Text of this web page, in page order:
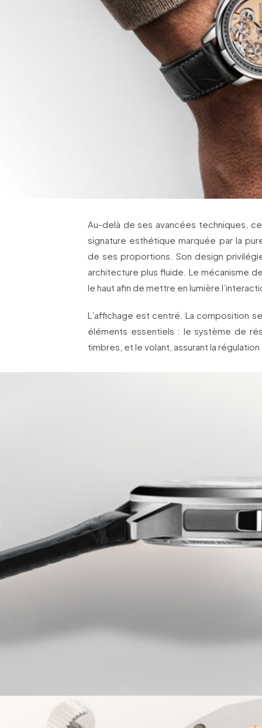
Au-delà de ses avancées techniques,
signature esthétique marquée par la
de ses proportions. Son design
architecture plus fluide. Le mécanisme
le haut afin de mettre en lumière
L’affichage est centré. La composition
éléments essentiels : le système de
timbres, et le volant, assurant la